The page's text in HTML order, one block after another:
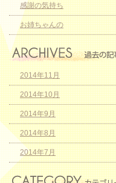
感謝の気持ち
お姉ちゃんの
2014年11月
2014年10月
2014年9月
2014年8月
2014年7月